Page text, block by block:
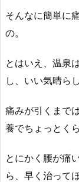
そんなに簡単に
の。
とはいえ、温泉
し、いい気晴ら
痛みが引くまで
養でちょっとく
とにかく腰が痛
ら、早く治って